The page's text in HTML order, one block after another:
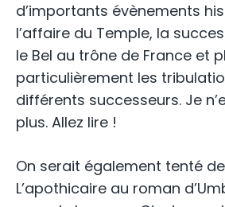
d’importants évènements
l’affaire du Temple, la
le Bel au trône de France et
particulièrement les
différents successeurs. Je
plus. Allez lire !
On serait également tenté
L’apothicaire au roman